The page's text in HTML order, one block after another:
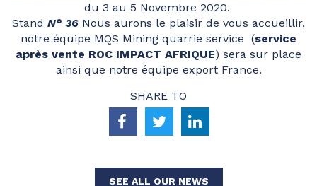
du 3 au 5 Novembre 2020.
Stand N° 36 Nous aurons le plaisir de vous accueillir,
notre équipe MQS Mining quarrie service (service
après vente ROC IMPACT AFRIQUE) sera sur place
ainsi que notre équipe export France.
SHARE TO
SEE ALL OUR NEWS